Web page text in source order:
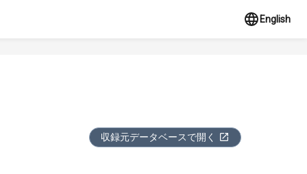
English
収録元データベースで開く